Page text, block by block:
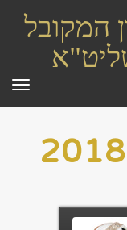
המקובל